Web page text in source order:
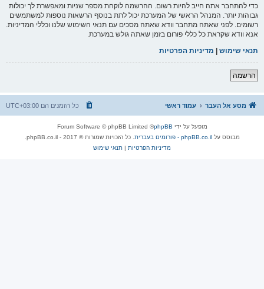
כדי להתחבר אתה חייב להיות רשום. ההרשמה לוקחת מספר שניות ומאפשרת לך יכולות
גבוהות יותר. המנהל הראשי של המערכת יכול לתת בנוסף הרשאות נוספות למשתמשים
רשומים. לפני שאתה מתחבר וודא שאתה מסכים עם תנאי השימוש שלנו וכללי המדיניות.
אנא וודא שקראת כל כללי פורום בזמן שאתה גולש במערכת.
תנאי שימוש | מדיניות הפרטיות
הרשמה
מסע אל העבר עמוד ראשי כל הזמנים הם UTC+03:00
מופעל על ידי phpBB
® Forum Software © phpBB Limited
מבוסס עלphpBB.co.il - פורומים בעברית
. כל הזכויות שמורות © 2017 - phpBB.co.il.
מדיניות הפרטיות | תנאי שימוש